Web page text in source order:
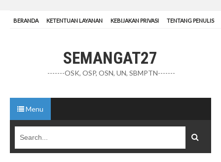
BERANDA KETENTUAN LAYANAN KEBIJAKAN PRIVASI TENTANG PENULIS
SEMANGAT27
-------OSK, OSP, OSN, UN, SBMPTN-------
Menu